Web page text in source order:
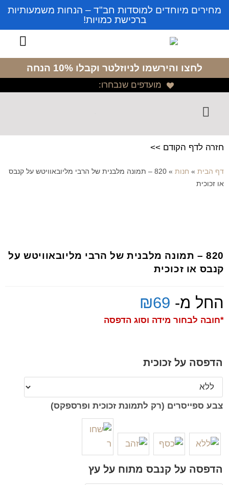
מחירים מיוחדים למוסדות חב"ד – הנחות משמעותיות
ברכישת כמויות!
לחצו והירשמו לניוזלטר וקבלו 10% הנחה
מועדפים שנבחרו:
חזרה לדף הקודם >>
דף הבית » חנות »
820 – תמונה מלבנית של הרבי מליובאוויטש על קנבס
או זכוכית
820 – תמונה מלבנית של הרבי מליובאוויטש על
קנבס או זכוכית
החל מ- ₪69
*חובה לבחור מידה וסוג הדפסה
הדפסה על זכוכית
צבע ספייסרים (רק לתמונת זכוכית ופרספקס)
הדפסה על קנבס מתוח על עץ